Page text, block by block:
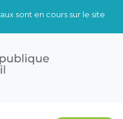
sont en cours sur le site